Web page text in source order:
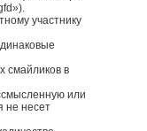
участнику
смайликов в
или
не несет